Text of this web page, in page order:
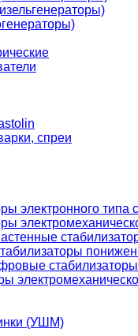
спреи
электронного
стабилизаторы
(УШМ)